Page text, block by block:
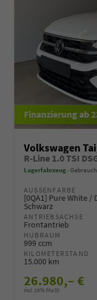
ab
Volkswagen
Lagerfahrzeug
AUSSENFARBE
[0QA1] Pure White /
Schwarz
ANTRIEBSACHSE
Frontantrieb
HUBRAUM
999 ccm
KILOMETERSTAND
15.000 km
26.980,– €
incl. 19% MwSt.